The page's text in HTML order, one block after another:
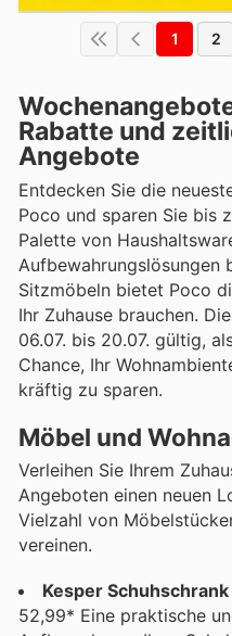
1 2
Rabatte und
Angebote
Entdecken Sie die
Poco und sparen Sie bis
Palette von
Aufbewahrungslösungen
Sitzmöbeln bietet Poco
Ihr Zuhause brauchen.
06.07. bis 20.07. gültig,
Chance, Ihr
kräftig zu sparen.
Möbel und
Verleihen Sie Ihrem
Angeboten einen neuen
Vielzahl von
vereinen.
Kesper
52,99* Eine praktische